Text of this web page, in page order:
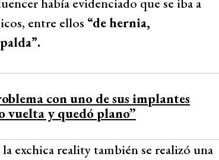
de estar lista para el cambio.
las decisiones sobre el cuerpo y el
Bío Comunicaciones
entre ellos “de hernia,
con uno de sus implantes
vuelta y quedó plano”
exchica reality también se realizó una